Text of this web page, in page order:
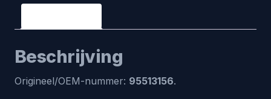
RECHTS
nr.
aantal
Beschrijving
Origineel/OEM-nummer: 95513156.